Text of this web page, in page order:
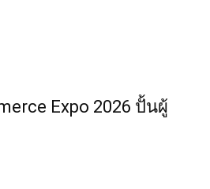
Expo 2026 ปั้นผู้